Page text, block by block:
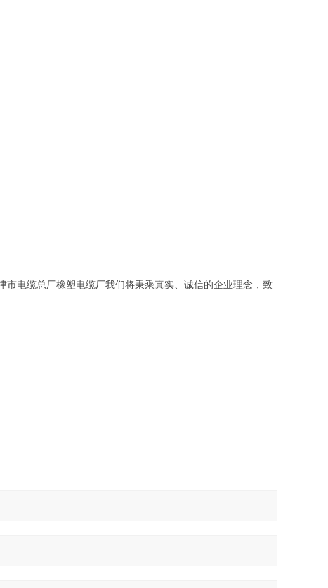
电缆总厂橡塑电缆厂我们将秉乘真实、诚信的企业理念，致